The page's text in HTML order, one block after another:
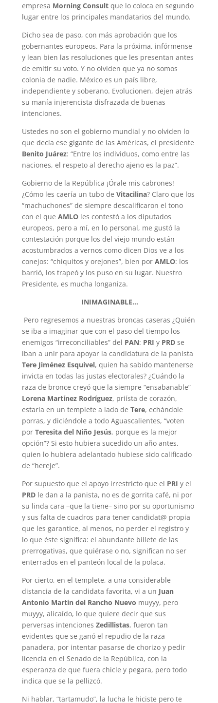
empresa Morning Consult que lo coloca en segundo
lugar entre los principales mandatarios del mundo.
Dicho sea de paso, con más aprobación que los
gobernantes europeos. Para la próxima, infórmense
y lean bien las resoluciones que les presentan antes
de emitir su voto. Y no olviden que ya no somos
colonia de nadie. México es un país libre,
independiente y soberano. Evolucionen, dejen atrás
su manía injerencista disfrazada de buenas
intenciones.
Ustedes no son el gobierno mundial y no olviden lo
que decía ese gigante de las Américas, el presidente
Benito Juárez: “Entre los individuos, como entre las
naciones, el respeto al derecho ajeno es la paz”.
Gobierno de la República ¡Órale mis cabrones!
¿Cómo les caería un tubo de Vitacilina? Claro que los
“machuchones” de siempre descalificaron el tono
con el que AMLO les contestó a los diputados
europeos, pero a mí, en lo personal, me gustó la
contestación porque los del viejo mundo están
acostumbrados a vernos como dicen Dios ve a los
conejos: “chiquitos y orejones”, bien por AMLO: los
barrió, los trapeó y los puso en su lugar. Nuestro
Presidente, es mucha longaniza.
INIMAGINABLE...
Pero regresemos a nuestras broncas caseras ¿Quién
se iba a imaginar que con el paso del tiempo los
enemigos “irreconciliables” del PAN: PRI y PRD se
iban a unir para apoyar la candidatura de la panista
Tere Jiménez Esquivel, quien ha sabido mantenerse
invicta en todas las justas electorales? ¿Cuándo la
raza de bronce creyó que la siempre “ensabanable”
Lorena Martínez Rodríguez, priísta de corazón,
estaría en un templete a lado de Tere, echándole
porras, y diciéndole a todo Aguascalientes, “voten
por Teresita del Niño Jesús, porque es la mejor
opción”? Si esto hubiera sucedido un año antes,
quien lo hubiera adelantado hubiese sido calificado
de “hereje”.
Por supuesto que el apoyo irrestricto que el PRI y el
PRD le dan a la panista, no es de gorrita café, ni por
su linda cara –que la tiene– sino por su oportunismo
y sus falta de cuadros para tener candidat@ propia
que les garantice, al menos, no perder el registro y
lo que éste significa: el abundante billete de las
prerrogativas, que quiérase o no, significan no ser
enterrados en el panteón local de la polaca.
Por cierto, en el templete, a una considerable
distancia de la candidata favorita, vi a un Juan
Antonio Martín del Rancho Nuevo muyyy, pero
muyyy, alicaído, lo que quiere decir que sus
perversas intenciones Zedillistas, fueron tan
evidentes que se ganó el repudio de la raza
panadera, por intentar pasarse de chorizo y pedir
licencia en el Senado de la República, con la
esperanza de que fuera chicle y pegara, pero todo
indica que se la pellizcó.
Ni hablar, “tartamudo”, la lucha le hiciste pero te